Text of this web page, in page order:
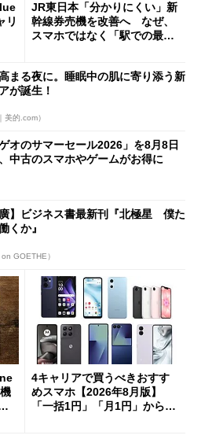
リ
JR東日本「分かりにくい」新
幹線券売機を改善へ なぜ、
スマホではなく「駅での最短
まる夜に。睡眠中の肌に寄り添う新
が誕生！
美的.com）
オのサマーセール2026」を8月8日
中古のスマホやゲームがお得に
廣】ビジネス書最新刊『北極星 僕た
くか』
GOETHE）
4キャリアで買うべきおすす
めスマホ【2026年8月版】
「一括1円」「月1円」からお